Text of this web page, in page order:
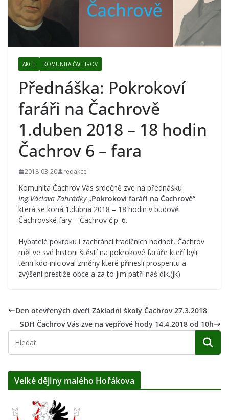
AKCE KOMUNITA ČACHROV
Přednáška: Pokrokoví
faráři na Čachrově
1.duben 2018 – 18 hodin
Čachrov 6 – fara
2018-03-20 redakce
Komunita Čachrov Vás srdečně zve na přednášku
Ing.Václava Zahrádky„Pokrokoví faráři na Čachrově“
která se koná 1.dubna 2018 – 18 hodin v budově
Čachrovské fary – Čachrov č.p. 6.
Hybatelé pokroku i zachránci tradičních hodnot, Čachrov
měl ve své historii štěstí na pokrokové faráře kteří byli
těmi kdo inicioval změny které přinesli prosperitu a
zvýšení prestiže obce a za to jim patří náš dík.(jk)
Den otevřených dveří Základní školy Čachrov 27.3.2018
SDH Čachrov Vás zve na vepřové hody 14.4.2018 od 10h
Velké dějiny malého Hořákova